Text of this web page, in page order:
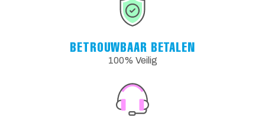
BETROUWBAAR BETALEN
100% Veilig